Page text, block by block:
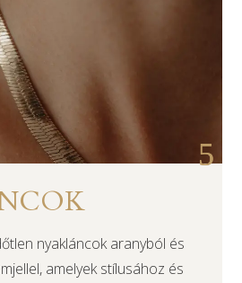
nyakláncok aranyból és
amelyek stílusához és